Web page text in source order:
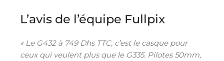
L’avis de l’équipe Fullpix
« Le G432 à 749 Dhs TTC, c’est le casque pour
ceux qui veulent plus que le G335. Pilotes 50mm,